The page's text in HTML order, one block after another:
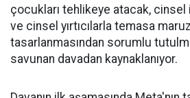
çocukları tehlikeye atacak,
ve cinsel yırtıcılarla temasa
tasarlanmasından sorumlu
savunan davadan kaynaklanıyor.